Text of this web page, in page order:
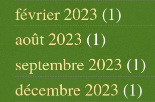
février 2023 (1)
août 2023 (1)
septembre 2023 (1)
décembre 2023 (1)